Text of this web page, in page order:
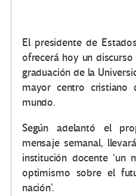
El presidente de
ofrecerá hoy un
graduación de la
mayor centro
mundo.
Según adelantó el
mensaje semanal,
institución docente ‘un
optimismo sobre el
nación’.